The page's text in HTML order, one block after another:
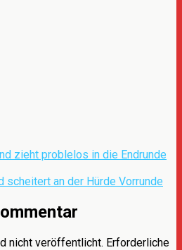
zieht problelos in die Endrunde
scheitert an der Hürde Vorrunde
nicht veröffentlicht. Erforderliche